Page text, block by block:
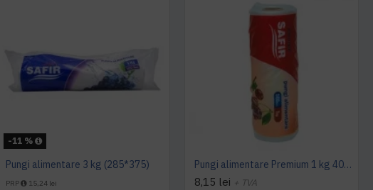
-11 %
Pungi alimentare 3 kg (285*375)
PRP 15,24 lei
Pungi alimentare Premium 1 kg 400 buc/ set
8,15 lei + TVA